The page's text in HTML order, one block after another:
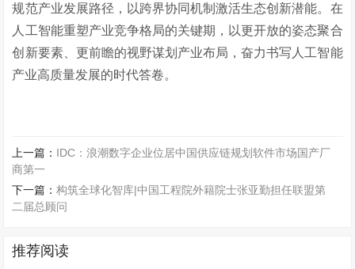
规范产业发展路径，以跨界协同机制激活生态创新潜能。在
人工智能重塑产业竞争格局的关键期，以更开放的姿态聚合
创新要素、更前瞻的视野谋划产业布局，奋力书写人工智能
产业高质量发展的时代答卷。
上一篇： IDC：浪潮数字企业位居中国供应链规划软件市场国产厂
商第一
下一篇：构筑全球化智库|中国工程院外籍院士张亚勤担任联盟第
二届总顾问
推荐阅读